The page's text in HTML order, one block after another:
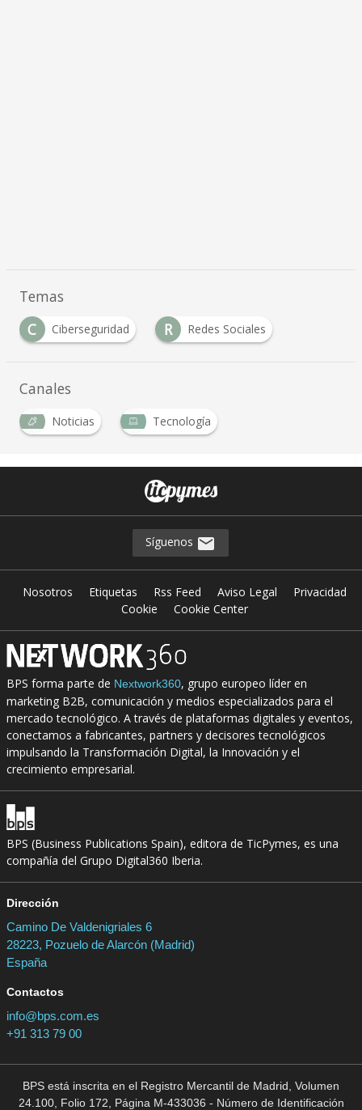
Temas
C
Ciberseguridad R Redes Sociales
Canales
Noticias Tecnología
Síguenos
Nosotros Etiquetas Rss Feed Aviso Legal
Privacidad
Cookie
Cookie Center
BPS forma parte de Nextwork360, grupo europeo líder en
marketing B2B, comunicación y medios especializados para el
mercado tecnológico. A través de plataformas digitales y eventos,
conectamos a fabricantes, partners y decisores tecnológicos
impulsando la Transformación Digital, la Innovación y el
crecimiento empresarial.
BPS (Business Publications Spain), editora de TicPymes, es una
compañía del Grupo Digital360 Iberia.
Dirección
Camino De Valdenigriales 6
28223, Pozuelo de Alarcón (Madrid)
España
Contactos
info@bps.com.es
+91 313 79 00
BPS está inscrita en el Registro Mercantil de Madrid, Volumen
24.100, Folio 172, Página M-433036 - Número de Identificación